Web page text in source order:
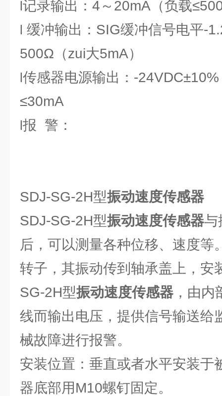
l记录输出：4～20mA（负载
l 缓冲输出：SIG缓冲信号电平-
500Ω（zui大5mA）
l传感器电源输出：-
≤30mA
l报 警：
SDJ-SG-2H型振动速度传感器
SDJ-SG-2H型振动速度传感器与
后，可以测量各种位移、速度等
转子，其振动传到轴承盖上，安
SG-2H型振动速度传感器 ，由
线而输出电压，提供信号输送给
械故障进行报警。
安装位置：垂直或者水平安装于
器底部用M10螺钉固定。